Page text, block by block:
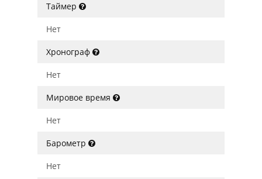
Таймер
Нет
Хронограф
Нет
Мировое время
Нет
Барометр
Нет